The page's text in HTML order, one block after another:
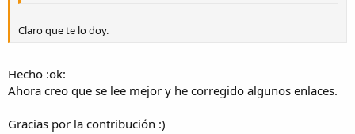
Claro que te lo doy.
Hecho :ok:
Ahora creo que se lee mejor y he corregido algunos enlaces.
Gracias por la contribución :)